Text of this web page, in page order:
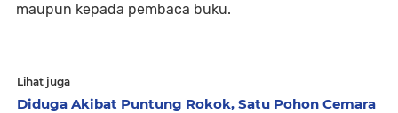
maupun kepada pembaca buku.
Lihat juga
Diduga Akibat Puntung Rokok, Satu Pohon Cemara